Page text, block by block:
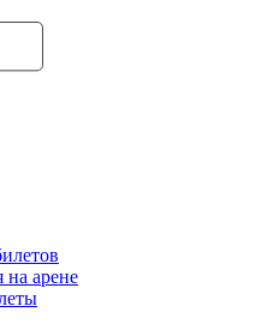
на арене